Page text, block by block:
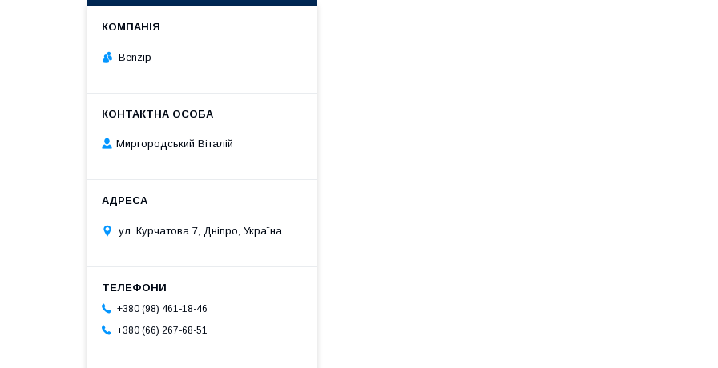
Benzip
Миргородський Віталій
ул. Курчатова 7, Дніпро, Україна
+380 (98) 461-18-46
+380 (66) 267-68-51